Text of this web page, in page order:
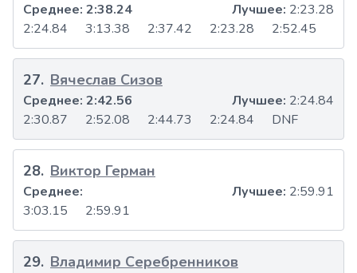
2:24.84 3:13.38 2:37.42 2:23.28 2:52.45
Среднее: 2:38.24 Лучшее: 2:23.28
27. Вячеслав Сизов
2:30.87 2:52.08 2:44.73 2:24.84 DNF
Среднее: 2:42.56 Лучшее: 2:24.84
28. Виктор Герман
3:03.15 2:59.91
Среднее: Лучшее: 2:59.91
29. Владимир Серебренников